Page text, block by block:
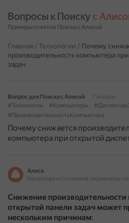
Вопросы к Поиску с
Примеры ответов Поиска с Алисой
Главная / Технологии / Почему
производительность компьютера
задач
Вопрос для Поиска с Алисой
7 января
#Технологии
#Компьютеры
#ПроизводительностьКомпьютера
Почему снижается
компьютера при открытой
Алиса
Снижение
открытой панели задач может
нескольким причинам: